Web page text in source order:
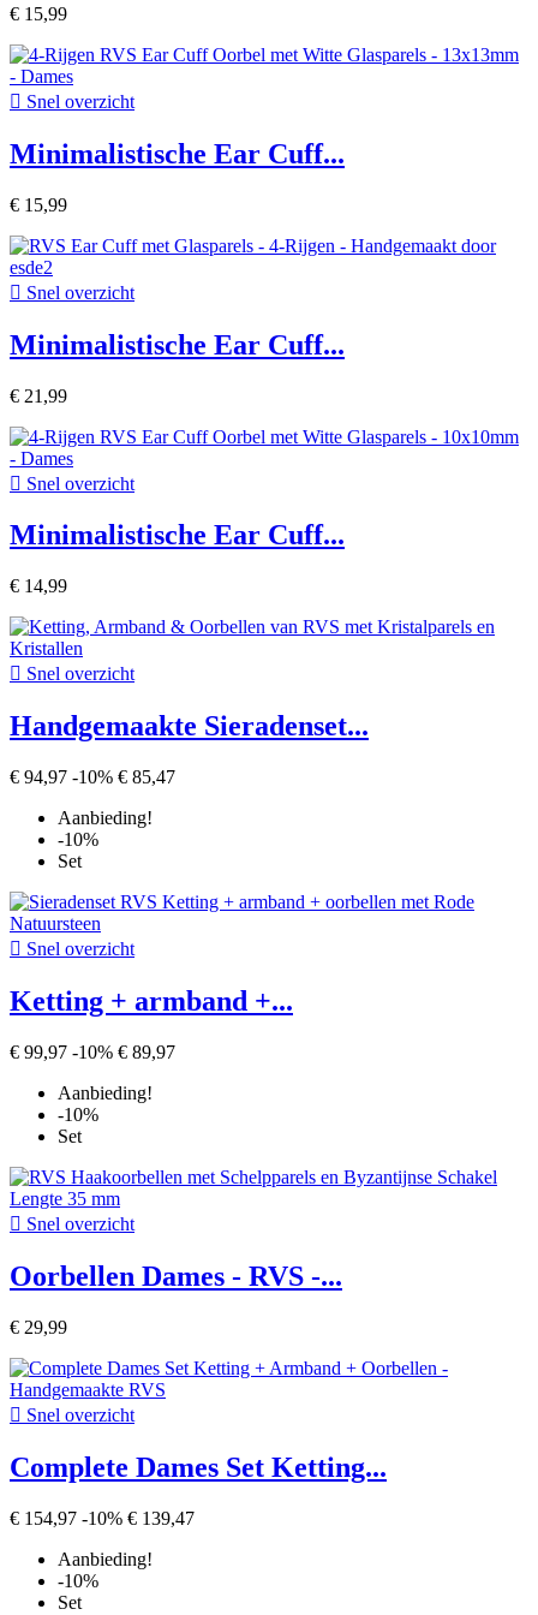
€ 15,99
 Snel overzicht
Minimalistische Ear Cuff...
€ 15,99
 Snel overzicht
Minimalistische Ear Cuff...
€ 21,99
 Snel overzicht
Minimalistische Ear Cuff...
€ 14,99
 Snel overzicht
Handgemaakte Sieradenset...
€ 94,97 -10% € 85,47
Aanbieding!
-10%
Set
 Snel overzicht
Ketting + armband +...
€ 99,97 -10% € 89,97
Aanbieding!
-10%
Set
 Snel overzicht
Oorbellen Dames - RVS -...
€ 29,99
 Snel overzicht
Complete Dames Set Ketting...
€ 154,97 -10% € 139,47
Aanbieding!
-10%
Set